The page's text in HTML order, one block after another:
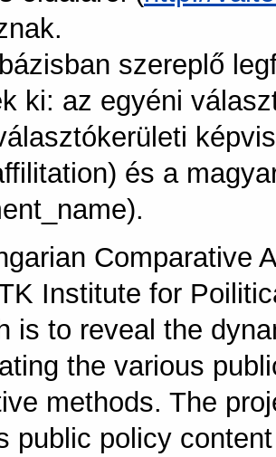
szereplő
ki: az egyéni
és a
Comparative
Institute for
is to reveal the
the various
methods. The
public policy